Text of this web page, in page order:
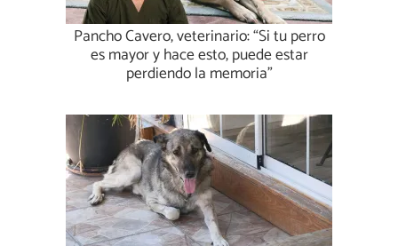
Pancho Cavero, veterinario: “Si tu perro
es mayor y hace esto, puede estar
perdiendo la memoria”